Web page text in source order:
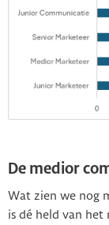
De medior
Wat zien we nog
is dé held van het